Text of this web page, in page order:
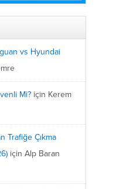
vs Hyundai
Mi? için Kerem
Trafiğe Çıkma
için Alp Baran